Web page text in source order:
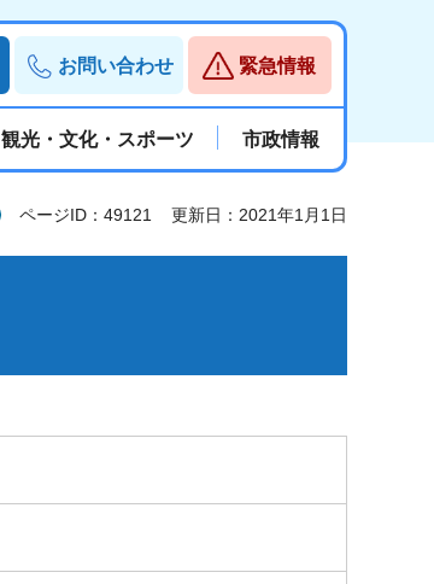
お問い合わせ 緊急情報
観光・文化・スポーツ 市政情報
ページID：49121 更新日：2021年1月1日